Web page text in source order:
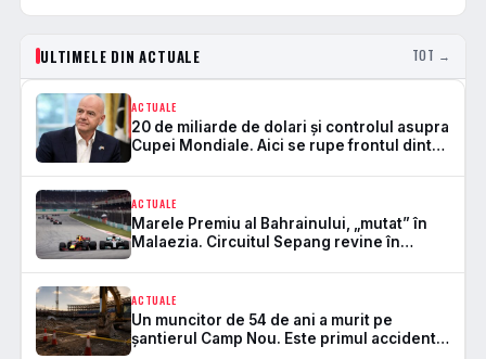
ULTIMELE DIN ACTUALE TOT →
ACTUALE
20 de miliarde de dolari și controlul asupra
Cupei Mondiale. Aici se rupe frontul dintre
ACTUALE
Marele Premiu al Bahrainului, „mutat” în
Malaezia. Circuitul Sepang revine în
ACTUALE
Un muncitor de 54 de ani a murit pe
șantierul Camp Nou. Este primul accident